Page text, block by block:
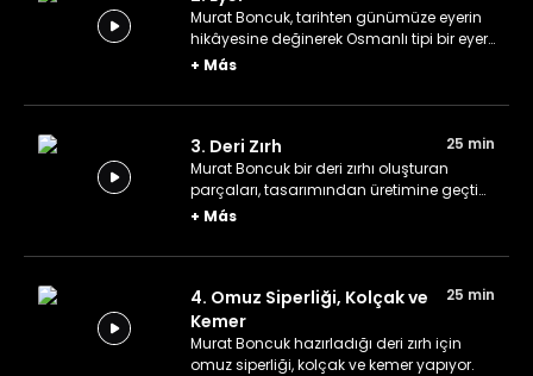
Murat Boncuk, tarihten günümüze eyerin
hikâyesine değinerek Osmanlı tipi bir eyer
yapımının tüm aşamalarını gösteriyor.
+ Más
3. Deri Zırh
25 min
Murat Boncuk bir deri zırhı oluşturan
parçaları, tasarımından üretimine geçtiği
aşamaları ve kullanılan teknikleri
+ Más
4. Omuz Siperliği, Kolçak ve
Kemer
25 min
Murat Boncuk hazırladığı deri zırh için
omuz siperliği, kolçak ve kemer yapıyor.